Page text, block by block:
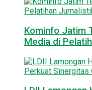
Kominfo Jatim
Media di